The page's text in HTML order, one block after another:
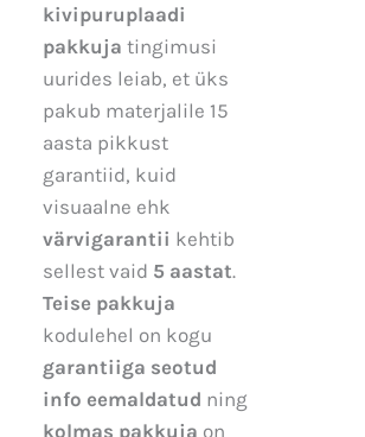
kivipuruplaadi
pakkuja tingimusi
uurides leiab, et üks
pakub materjalile 15
aasta pikkust
garantiid, kuid
visuaalne ehk
värvigarantii kehtib
sellest vaid 5 aastat.
Teise pakkuja
kodulehel on kogu
garantiiga seotud
info eemaldatud ning
kolmas pakkuja on